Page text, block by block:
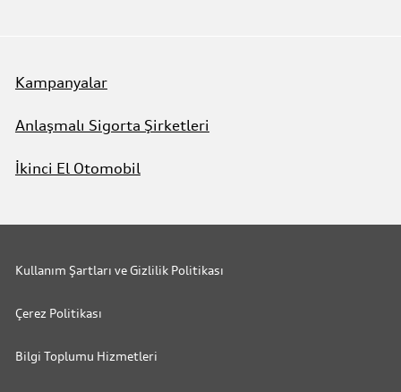
Kampanyalar
Anlaşmalı Sigorta Şirketleri
İkinci El Otomobil
Kullanım Şartları ve Gizlilik Politikası
Çerez Politikası
Bilgi Toplumu Hizmetleri